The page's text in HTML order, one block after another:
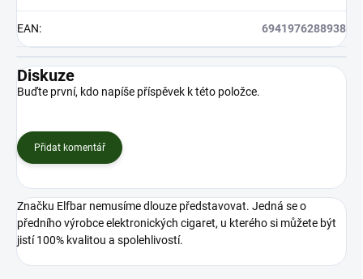
EAN: 6941976288938
Diskuze
Buďte první, kdo napíše příspěvek k této položce.
Přidat komentář
Značku Elfbar nemusíme dlouze představovat. Jedná se o
předního výrobce elektronických cigaret, u kterého si můžete být
jistí 100% kvalitou a spolehlivostí.